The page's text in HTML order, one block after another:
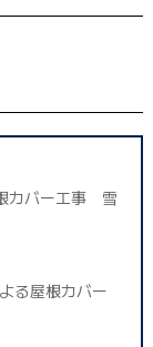
カバー工事 雪
る屋根カバー